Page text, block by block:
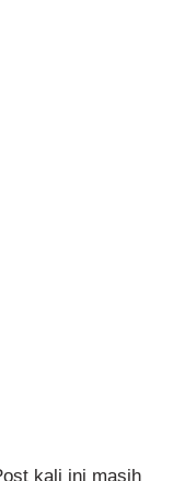
kali ini masih